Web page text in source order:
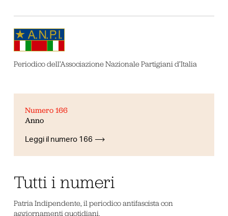
Periodico dell’Associazione Nazionale Partigiani d’Italia
Numero 166
Anno
Leggi il numero 166
Tutti i numeri
Patria Indipendente, il periodico antifascista con
aggiornamenti quotidiani.